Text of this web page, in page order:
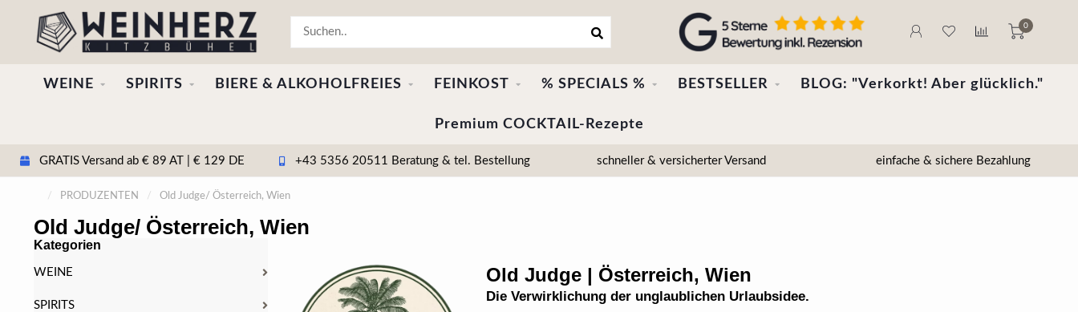
0
WEINE SPIRITS BIERE & ALKOHOLFREIES FEINKOST % SPECIALS % BESTSELLER BLOG: "Verkorkt! Aber glücklich."
Premium COCKTAIL-Rezepte
GRATIS Versand ab € 89 AT | € 129 DE +43 5356 20511 Beratung & tel. Bestellung schneller & versicherter Versand einfache & sichere Bezahlung
/ PRODUZENTEN / Old Judge/ Österreich, Wien
Old Judge/ Österreich, Wien
Kategorien
WEINE
SPIRITS
Old Judge | Österreich, Wien
Die Verwirklichung der unglaublichen Urlaubsidee.